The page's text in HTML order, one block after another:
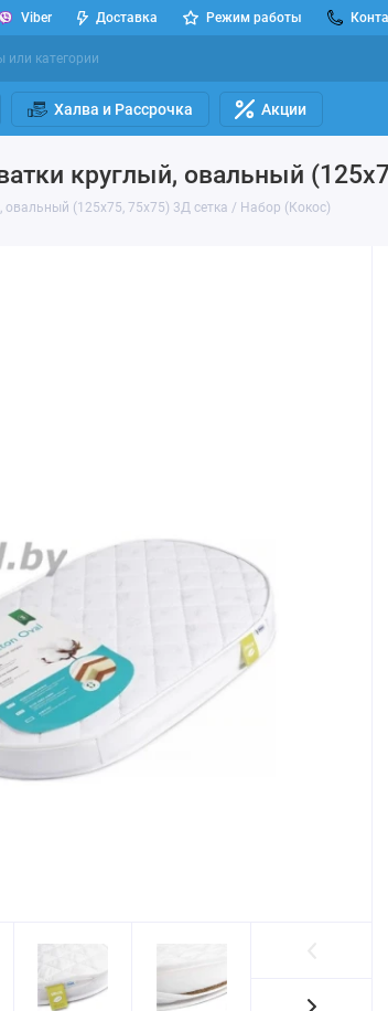
Viber Доставка Режим работы
Халва и Рассрочка Акции
круглый, овальный
(125х75, 75х75) 3Д сетка / Набор (Кокос)